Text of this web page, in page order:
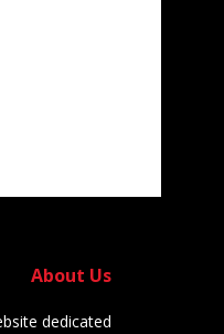
About Us
dedicated